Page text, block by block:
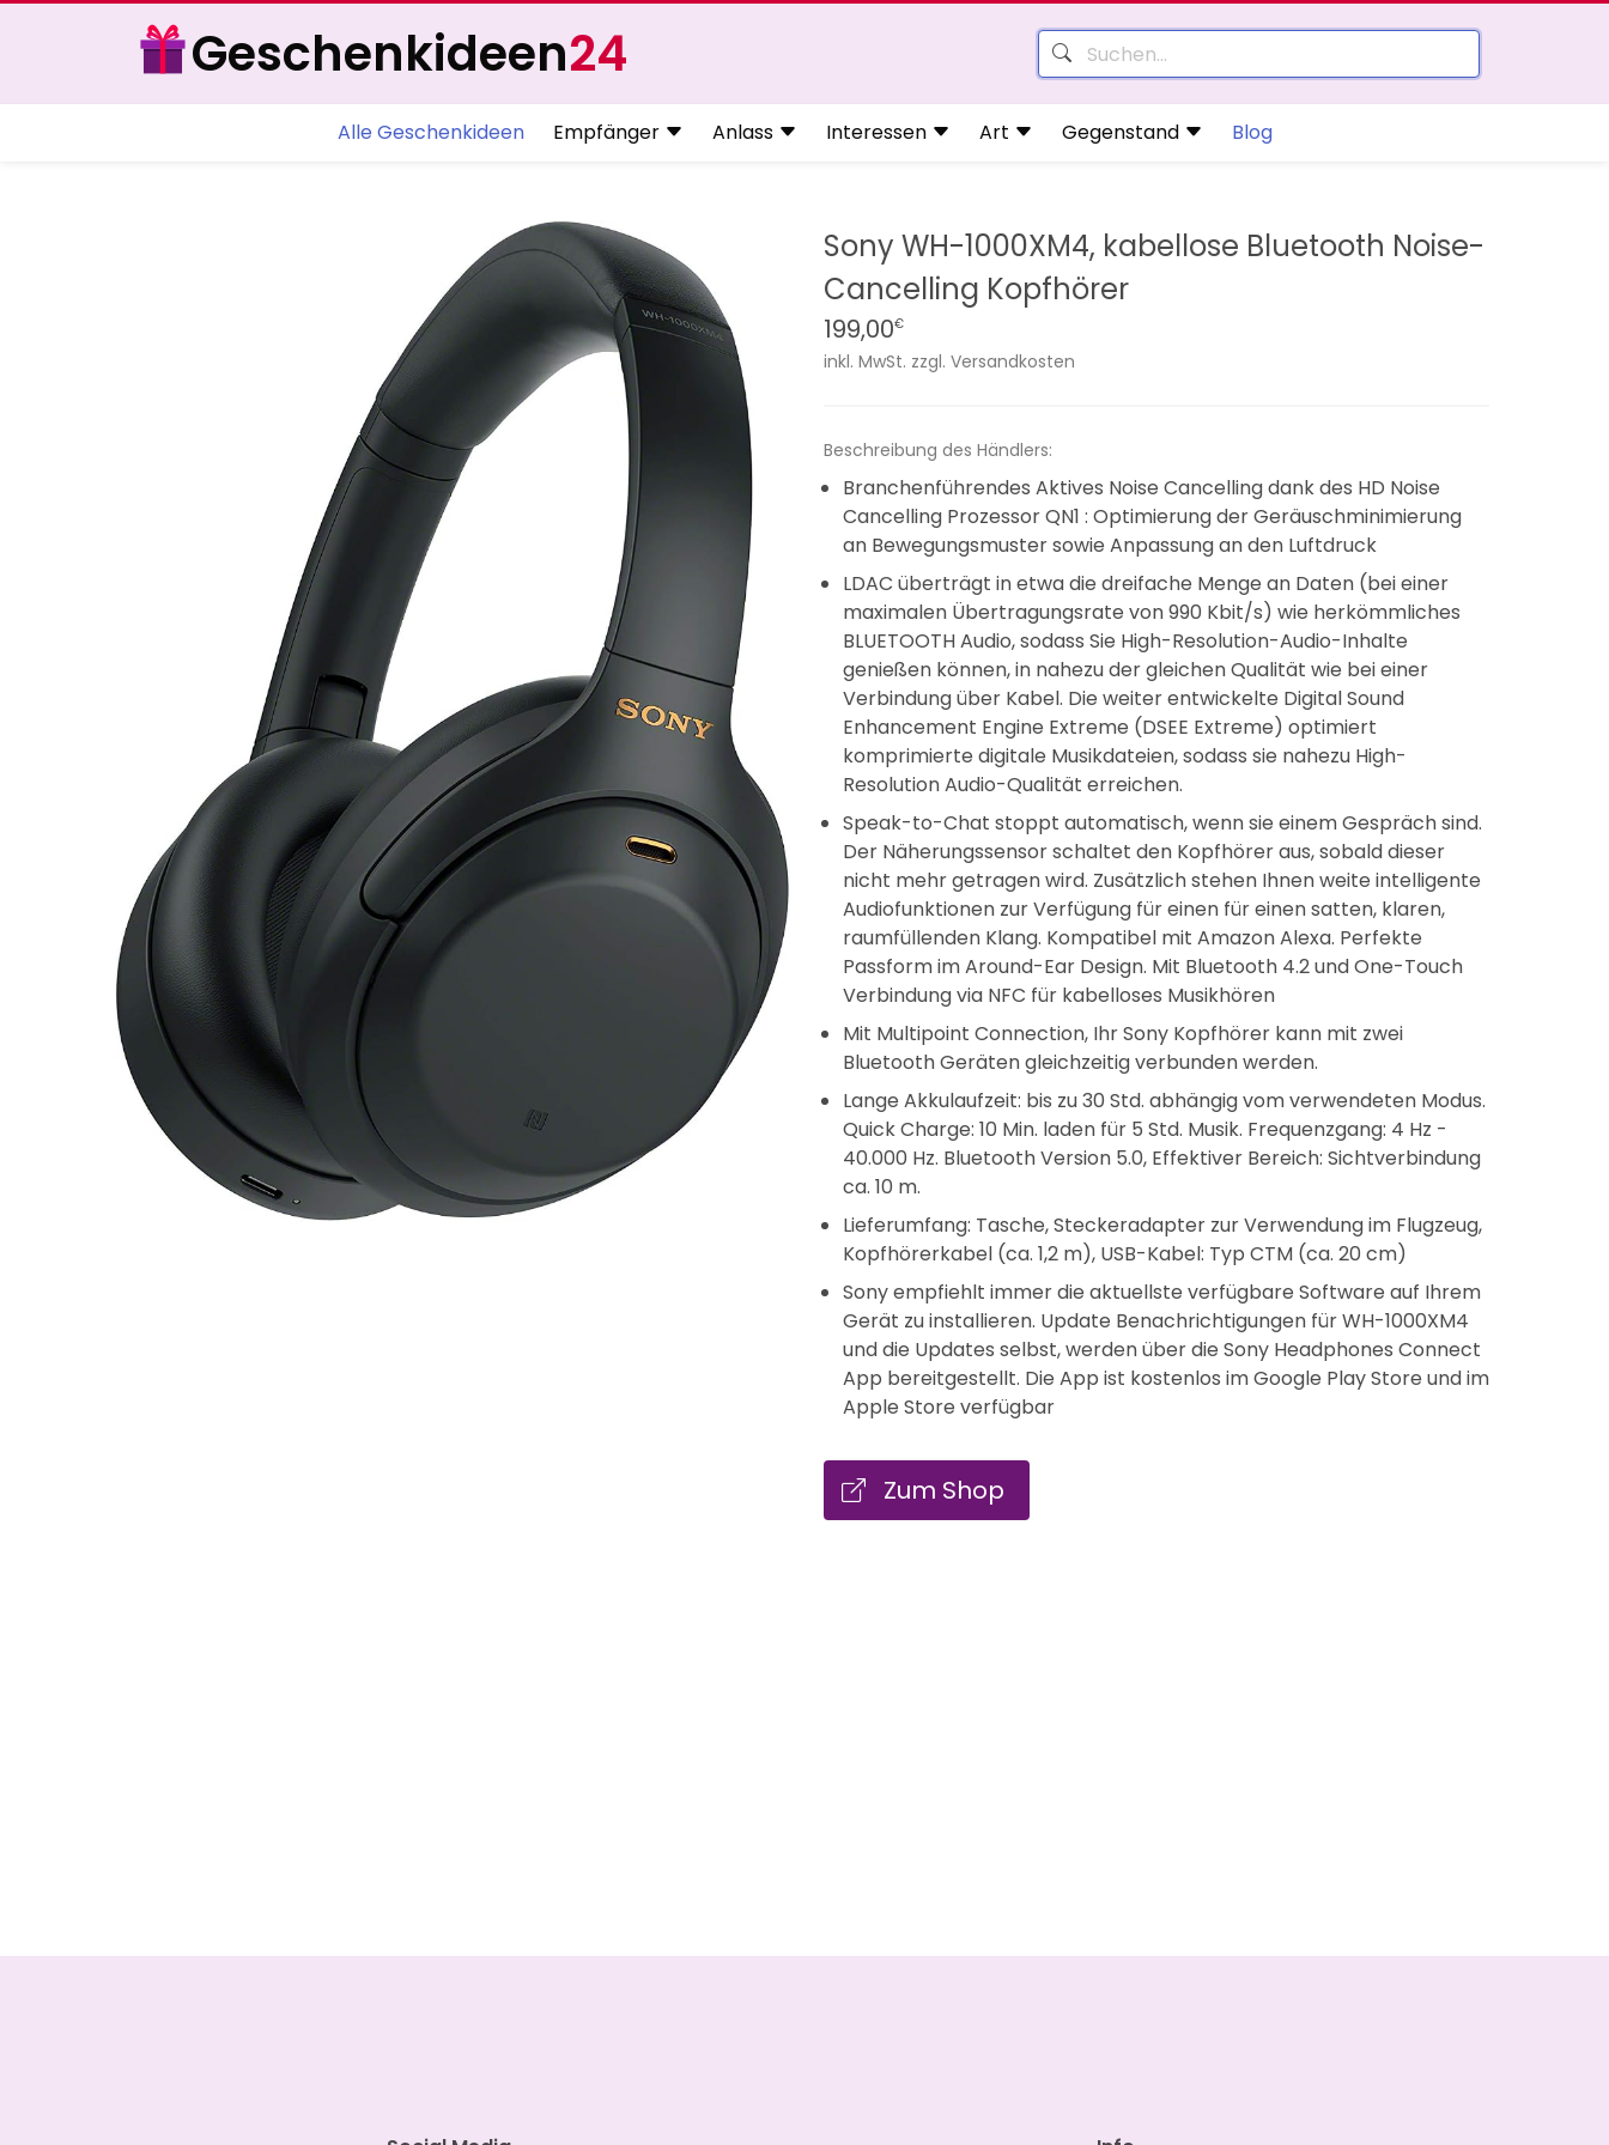
Geschenkideen24
Alle Geschenkideen Empfänger Anlass Interessen Art Gegenstand Blog
Sony WH-1000XM4, kabellose Bluetooth Noise-
Cancelling Kopfhörer
199,00€
inkl. MwSt. zzgl. Versandkosten
Beschreibung des Händlers:
Branchenführendes Aktives Noise Cancelling dank des HD Noise
Cancelling Prozessor QN1 : Optimierung der Geräuschminimierung
an Bewegungsmuster sowie Anpassung an den Luftdruck
LDAC überträgt in etwa die dreifache Menge an Daten (bei einer
maximalen Übertragungsrate von 990 Kbit/s) wie herkömmliches
BLUETOOTH Audio, sodass Sie High-Resolution-Audio-Inhalte
genießen können, in nahezu der gleichen Qualität wie bei einer
Verbindung über Kabel. Die weiter entwickelte Digital Sound
Enhancement Engine Extreme (DSEE Extreme) optimiert
komprimierte digitale Musikdateien, sodass sie nahezu High-
Resolution Audio-Qualität erreichen.
Speak-to-Chat stoppt automatisch, wenn sie einem Gespräch sind.
Der Näherungssensor schaltet den Kopfhörer aus, sobald dieser
nicht mehr getragen wird. Zusätzlich stehen Ihnen weite intelligente
Audiofunktionen zur Verfügung für einen für einen satten, klaren,
raumfüllenden Klang. Kompatibel mit Amazon Alexa. Perfekte
Passform im Around-Ear Design. Mit Bluetooth 4.2 und One-Touch
Verbindung via NFC für kabelloses Musikhören
Mit Multipoint Connection, Ihr Sony Kopfhörer kann mit zwei
Bluetooth Geräten gleichzeitig verbunden werden.
Lange Akkulaufzeit: bis zu 30 Std. abhängig vom verwendeten Modus.
Quick Charge: 10 Min. laden für 5 Std. Musik. Frequenzgang: 4 Hz -
40.000 Hz. Bluetooth Version 5.0, Effektiver Bereich: Sichtverbindung
ca. 10 m.
Lieferumfang: Tasche, Steckeradapter zur Verwendung im Flugzeug,
Kopfhörerkabel (ca. 1,2 m), USB-Kabel: Typ CTM (ca. 20 cm)
Sony empfiehlt immer die aktuellste verfügbare Software auf Ihrem
Gerät zu installieren. Update Benachrichtigungen für WH-1000XM4
und die Updates selbst, werden über die Sony Headphones Connect
App bereitgestellt. Die App ist kostenlos im Google Play Store und im
Apple Store verfügbar
Zum Shop